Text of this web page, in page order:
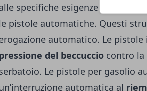
alle specifiche esigenze di
le pistole automatiche. Questi
erogazione automatico. Le
pressione del beccuccio contro la
serbatoio. Le pistole per gasolio
un’interruzione automatica al